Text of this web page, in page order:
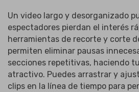
Un video largo y desorganizado
espectadores pierdan el interés
herramientas de recorte y corte
permiten eliminar pausas
secciones repetitivas, haciendo
atractivo. Puedes arrastrar y
clips en la línea de tiempo para